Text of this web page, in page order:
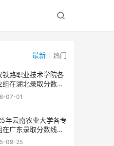
最新 热门
铁路职业技术学院各
组在湖北录取分数线
科要求
07-01
年云南农业大学各专
在广东录取分数线及
09-25